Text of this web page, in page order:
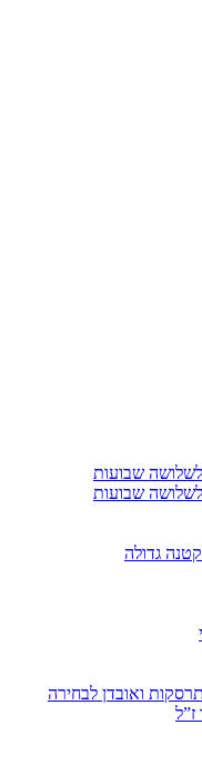
שבועות
שבועות
ואובדן לבחירה